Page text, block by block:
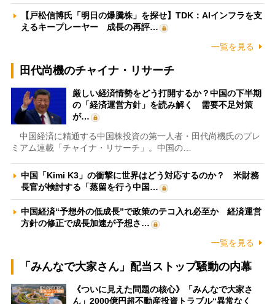
【戸松信博氏「明日の爆騰株」を探せ】TDK：AIインフラを支
えるキープレーヤー 成長の再評…
一覧を見る
田代尚機のチャイナ・リサーチ
厳しい経済情勢をどう打開するか？中国の下半期
の「経済運営方針」を読み解く 需要不足対策
が…
中国経済に精通する中国株投資の第一人者・田代尚機氏のプレ
ミアム連載「チャイナ・リサーチ」。中国の…
中国「Kimi K3」の衝撃に世界はどう対応するのか？ 米財務
長官が検討する「蒸留を行う中国…
中国経済“予想外の低成長”で政策のテコ入れ必至か 経済運営
方針の修正で成長加速が予想さ…
一覧を見る
「みんなで大家さん」配当ストップ騒動の内幕
《ついに見えた問題の核心》「みんなで大家さ
ん」2000億円超不動産投資トラブル“異常なく